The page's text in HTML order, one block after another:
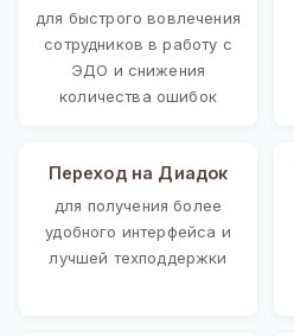
для быстрого вовлечения
сотрудников в работу с
ЭДО и снижения
количества ошибок
Переход на Диадок
для получения более
удобного интерфейса и
лучшей техподдержки